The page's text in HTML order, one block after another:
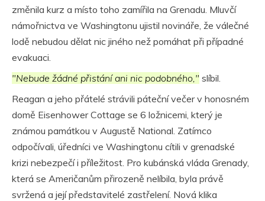
změnila kurz a místo toho zamířila na Grenadu. Mluvčí
námořnictva ve Washingtonu ujistil novináře, že válečné
lodě nebudou dělat nic jiného než pomáhat při případné
evakuaci.
"Nebude žádné přistání ani nic podobného," slíbil.
Reagan a jeho přátelé strávili páteční večer v honosném
domě Eisenhower Cottage se 6 ložnicemi, který je
známou památkou v Augustě National. Zatímco
odpočívali, úředníci ve Washingtonu cítili v grenadské
krizi nebezpečí i příležitost. Pro kubánská vláda Grenady,
která se Američanům přirozeně nelíbila, byla právě
svržená a její představitelé zastřelení. Nová klika